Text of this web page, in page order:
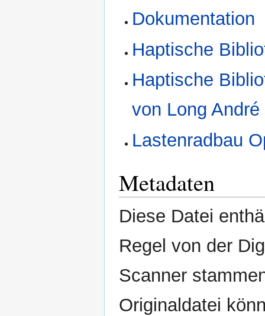
Dokumentation
Haptische
Haptische
von Long André
Lastenradbau
Metadaten
Diese Datei
Regel von der
Scanner
Originaldatei